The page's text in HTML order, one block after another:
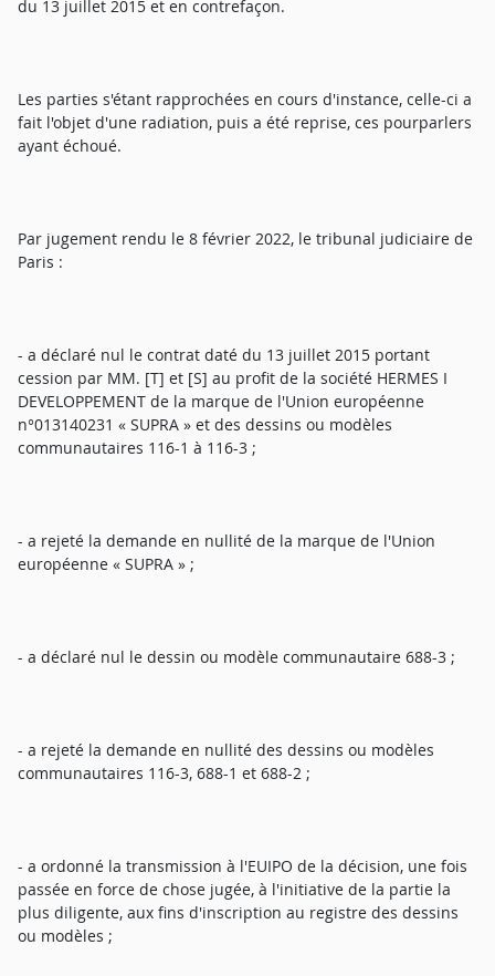
du 13 juillet 2015 et en contrefaçon.
Les parties s'étant rapprochées en cours d'instance, celle-ci a
fait l'objet d'une radiation, puis a été reprise, ces pourparlers
ayant échoué.
Par jugement rendu le 8 février 2022, le tribunal judiciaire de
Paris :
- a déclaré nul le contrat daté du 13 juillet 2015 portant
cession par MM. [T] et [S] au profit de la société HERMES I
DEVELOPPEMENT de la marque de l'Union européenne
n°013140231 « SUPRA » et des dessins ou modèles
communautaires 116-1 à 116-3 ;
- a rejeté la demande en nullité de la marque de l'Union
européenne « SUPRA » ;
- a déclaré nul le dessin ou modèle communautaire 688-3 ;
- a rejeté la demande en nullité des dessins ou modèles
communautaires 116-3, 688-1 et 688-2 ;
- a ordonné la transmission à l'EUIPO de la décision, une fois
passée en force de chose jugée, à l'initiative de la partie la
plus diligente, aux fins d'inscription au registre des dessins
ou modèles ;